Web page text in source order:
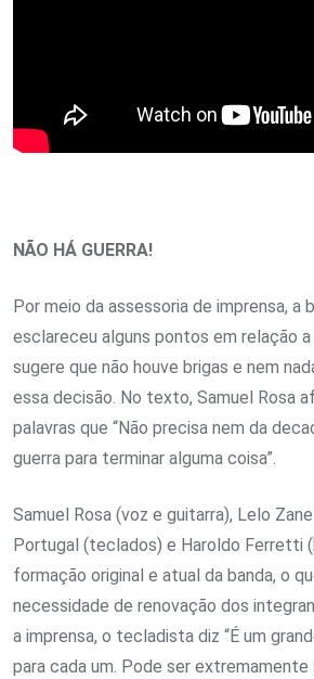
NÃO HÁ GUERRA!
Por meio da assessoria de imprensa, a
esclareceu alguns pontos em relação a
sugere que não houve brigas e nem
essa decisão. No texto, Samuel Rosa
palavras que “Não precisa nem da
guerra para terminar alguma coisa”.
Samuel Rosa (voz e guitarra), Lelo
Portugal (teclados) e Haroldo Ferretti
formação original e atual da banda, o
necessidade de renovação dos
a imprensa, o tecladista diz “É um
para cada um. Pode ser extremamente